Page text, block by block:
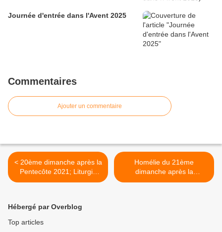
Journée d'entrée dans l'Avent 2025
Commentaires
Ajouter un commentaire
< 20ème dimanche après la
Pentecôte 2021; Liturgie
pontificale avec Mgr Marc
Homélie du 21ème
dimanche après la
Pentecôte: La dette remise
Hébergé par Overblog
Top articles